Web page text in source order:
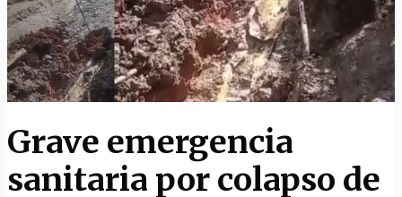
Grave emergencia
sanitaria por colapso de